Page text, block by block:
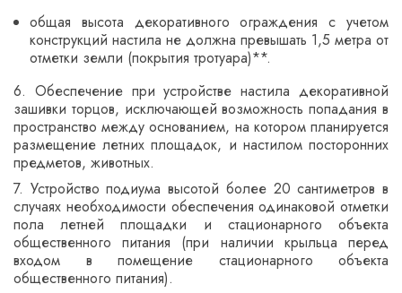
общая высота декоративного ограждения с учетом
конструкций настила не должна превышать 1,5 метра от
отметки земли (покрытия тротуара)**.
6. Обеспечение при устройстве настила декоративной
зашивки торцов, исключающей возможность попадания в
пространство между основанием, на котором планируется
размещение летних площадок, и настилом посторонних
предметов, животных.
7. Устройство подиума высотой более 20 сантиметров в
случаях необходимости обеспечения одинаковой отметки
пола летней площадки и стационарного объекта
общественного питания (при наличии крыльца перед
входом в помещение стационарного объекта
общественного питания).